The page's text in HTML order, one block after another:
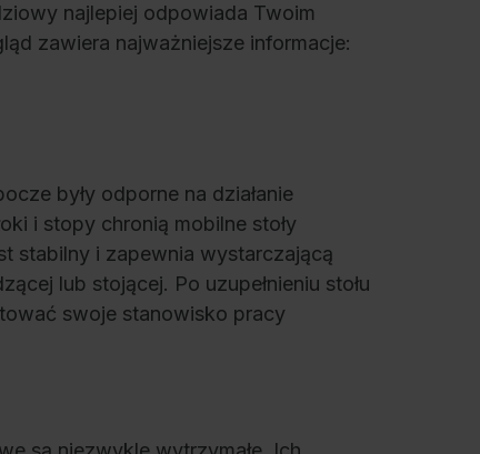
najlepiej odpowiada Twoim
zawiera najważniejsze informacje:
były odporne na działanie
i stopy chronią mobilne stoły
stabilny i zapewnia wystarczającą
lub stojącej. Po uzupełnieniu stołu
swoje stanowisko pracy